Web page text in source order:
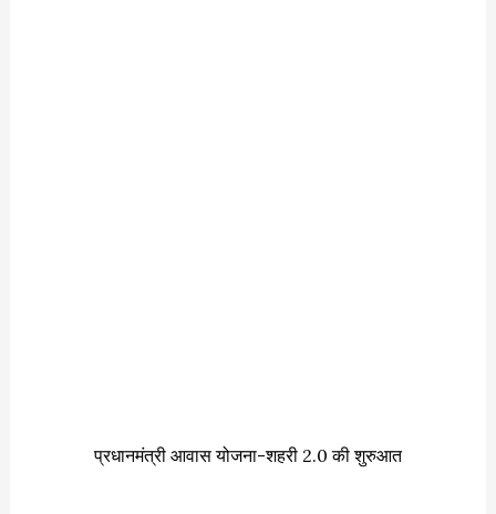
प्रधानमंत्री आवास योजना-शहरी 2.0 की शुरुआत